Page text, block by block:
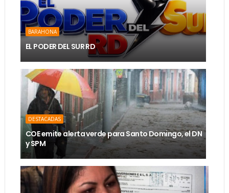
BARAHONA
EL PODER DEL SUR RD
DESTACADAS
COE emite alerta verde para Santo Domingo, el DN
y SPM